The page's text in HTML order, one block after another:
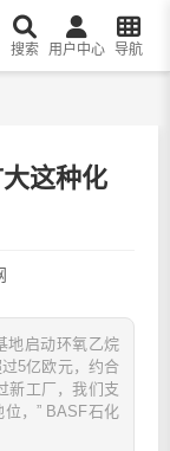
搜索 用户中心 导航
这种化
地启动环氧乙烷
5亿欧元，约合
新工厂，我们支
，” BASF石化